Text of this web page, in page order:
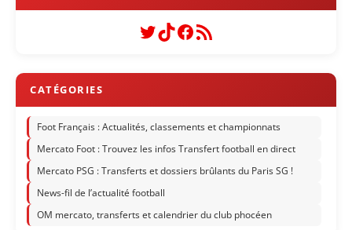
Twitter
TikTok
Facebook
Flux RSS
Foot Français : Actualités, classements et championnats
Mercato Foot : Trouvez les infos Transfert football en direct
Mercato PSG : Transferts et dossiers brûlants du Paris SG !
News-fil de l’actualité football
OM mercato, transferts et calendrier du club phocéen